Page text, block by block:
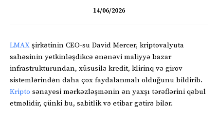
14/06/2026
LMAX şirkətinin CEO-su David Mercer, kriptovalyuta
sahəsinin yetkinləşdikcə ənənəvi maliyyə bazar
infrastrukturundan, xüsusilə kredit, klirinq və girov
sistemlərindən daha çox faydalanmalı olduğunu bildirib.
Kripto sənayesi mərkəzləşmənin ən yaxşı tərəflərini qəbul
etməlidir, çünki bu, sabitlik və etibar gətirə bilər.